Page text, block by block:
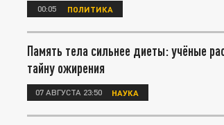
00:05 ПОЛИТИКА
Память тела сильнее диеты: учёные
тайну ожирения
07 АВГУСТА 23:50 НАУКА